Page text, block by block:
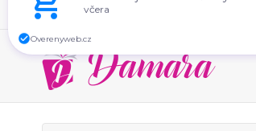
O nás Obchodné podmienky
už má objednané. A čo Vy?
včera
Overenyweb.cz